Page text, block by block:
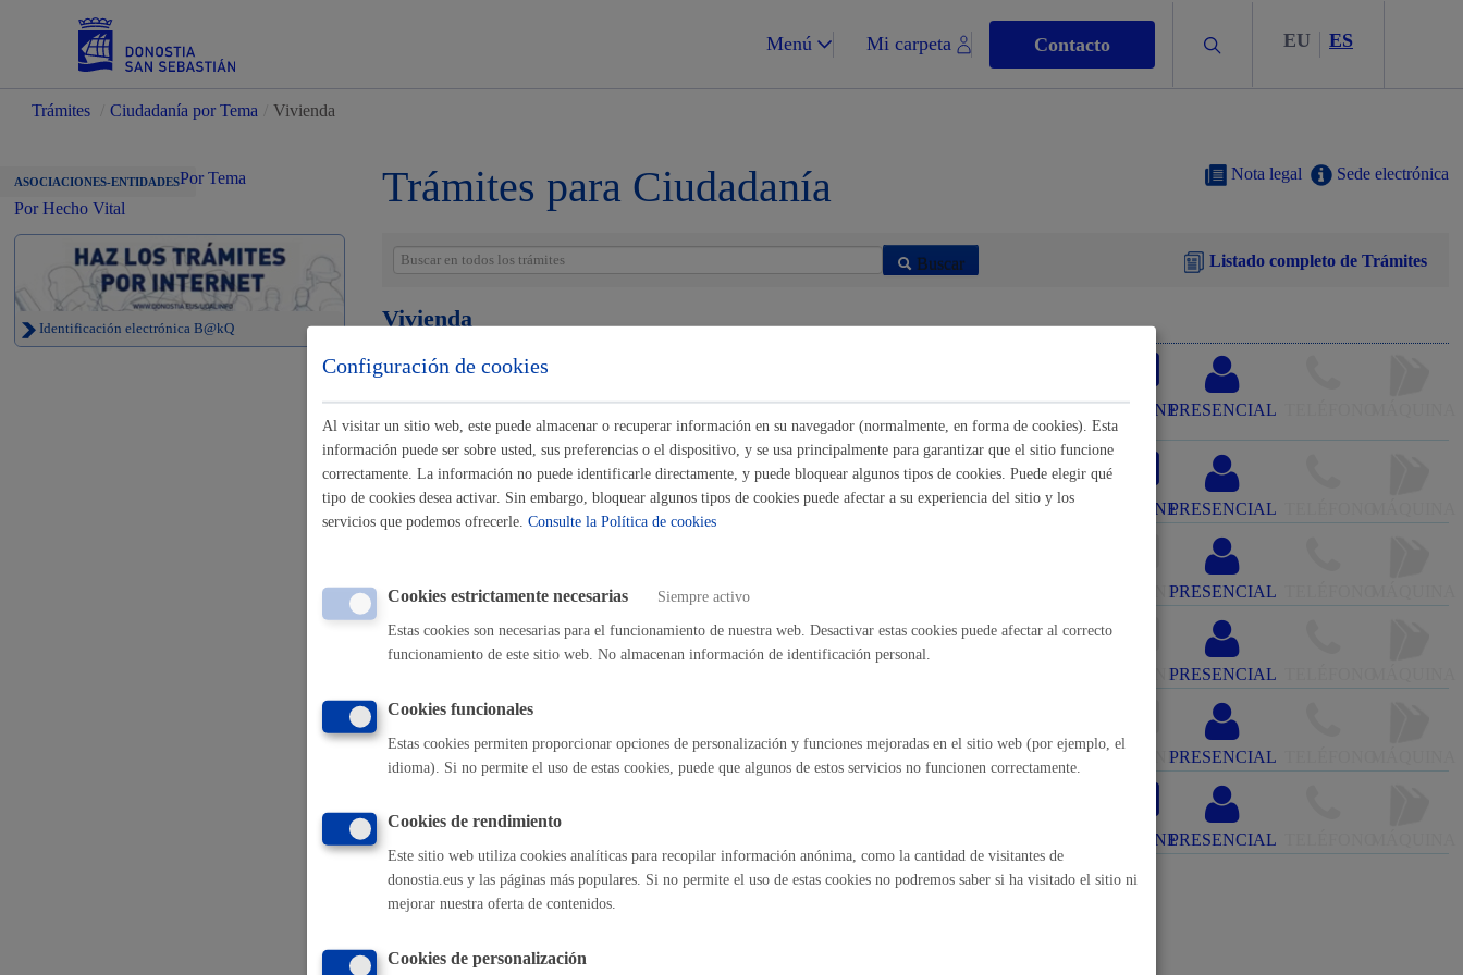
Menú Mi carpeta Contacto Buscar EU ES
Padrón y asuntos personales Impuestos y multas
Espacio público, residuos y medioambiente
Seguridad ciudadana y emergencias Euskera
Trámites Ciudadanía por Tema Vivienda
ASOCIACIONES-ENTIDADESPor Tema
Por Hecho Vital
Identificación electrónica B@kQ
Trámites para Ciudadanía Sede electrónica
Nota legal
Buscar Listado completo de Trámites
Vivienda
Inscripción en el Registro de Solicitantes de Vivienda de Protección Pública
certificado electrónico
ONLINEPRESENCIAL
Propietarios/as - Solicitud de alta de vivienda en programa de vivienda privada vacía (Alokabide)
ONLINEPRESENCIAL
ONLINEPRESENCIAL
Solicitud de plazas de garajes municipales en alquiler
ONLINEPRESENCIAL
Solicitud de venta de vivienda de protección pública de suelo municipal
ONLINEPRESENCIAL
ONLINEPRESENCIAL
Configuración de cookies
Al visitar un sitio web, este puede almacenar o recuperar información en su navegador (normalmente, en forma de cookies). Esta
información puede ser sobre usted, sus preferencias o el dispositivo, y se usa principalmente para garantizar que el sitio funcione
correctamente. La información no puede identificarle directamente, y puede bloquear algunos tipos de cookies. Puede elegir qué
tipo de cookies desea activar. Sin embargo, bloquear algunos tipos de cookies puede afectar a su experiencia del sitio y los
servicios que podemos ofrecerle. Consulte la Política de cookies
Cookies estrictamente necesarias Siempre activo
Estas cookies son necesarias para el funcionamiento de nuestra web. Desactivar estas cookies puede afectar al correcto
funcionamiento de este sitio web. No almacenan información de identificación personal.
Cookies funcionales
Estas cookies permiten proporcionar opciones de personalización y funciones mejoradas en el sitio web (por ejemplo, el
idioma). Si no permite el uso de estas cookies, puede que algunos de estos servicios no funcionen correctamente.
Cookies de rendimiento
Este sitio web utiliza cookies analíticas para recopilar información anónima, como la cantidad de visitantes de
donostia.eus y las páginas más populares. Si no permite el uso de estas cookies no podremos saber si ha visitado el sitio ni
mejorar nuestra oferta de contenidos.
Cookies de personalización